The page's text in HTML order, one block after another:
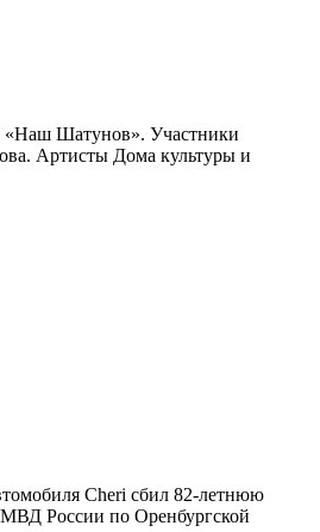
«Наш Шатунов». Участники
Артисты Дома культуры и
Cheri сбил 82-летнюю
России по Оренбургской